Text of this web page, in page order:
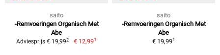
saito
-Remvoeringen Organisch Met
Abe
Adviesprijs € 19,992 € 12,991
saito
-Remvoeringen Organisch Met
Abe
€ 19,991